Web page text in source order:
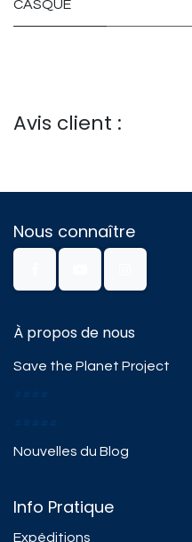
CASQUE
Avis client :
Nous connaître
À propos de nous
Save the Planet Project
####
#####
Nouvelles du Blog
Info Pratique
Expéditions